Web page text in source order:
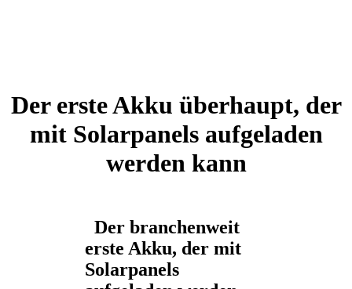
Der erste Akku überhaupt, der
mit Solarpanels aufgeladen
werden kann
Der branchenweit
erste Akku, der mit
Solarpanels